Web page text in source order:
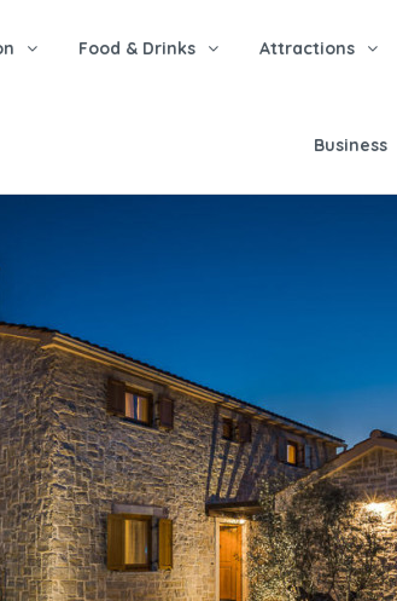
Food & Drinks Attractions
Business